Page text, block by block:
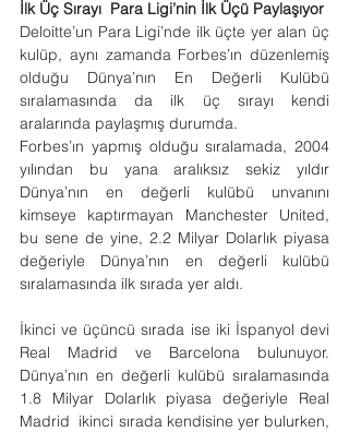
İlk Üç Sırayı  Para Ligi’nin İlk Üçü Paylaşıyor
Deloitte’un Para Ligi’nde ilk üçte yer alan üç
kulüp, aynı zamanda Forbes’ın düzenlemiş
olduğu Dünya’nın En Değerli Kulübü
sıralamasında da ilk üç sırayı kendi
aralarında paylaşmış durumda.
Forbes’ın yapmış olduğu sıralamada, 2004
yılından bu yana aralıksız sekiz yıldır
Dünya’nın en değerli kulübü unvanını
kimseye kaptırmayan Manchester United,
bu sene de yine, 2.2 Milyar Dolarlık piyasa
değeriyle Dünya’nın en değerli kulübü
sıralamasında ilk sırada yer aldı.
İkinci ve üçüncü sırada ise iki İspanyol devi
Real Madrid ve Barcelona bulunuyor.
Dünya’nın en değerli kulübü sıralamasında
1.8 Milyar Dolarlık piyasa değeriyle Real
Madrid  ikinci sırada kendisine yer bulurken,